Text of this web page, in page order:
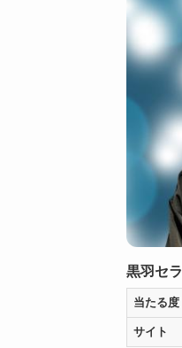
黒羽セ
当たる度
サイト